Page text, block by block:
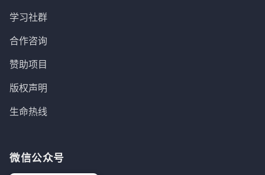
学习社群
合作咨询
赞助项目
版权声明
生命热线
微信公众号